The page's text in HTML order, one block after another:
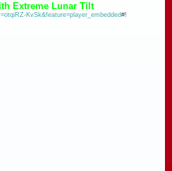
Extreme Lunar Tilt
KvSk&feature=player_embedded#!